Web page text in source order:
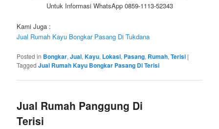
Untuk Informasi WhatsApp 0859-1113-52343
Kami Juga :
Jual Rumah Kayu Bongkar Pasang Di Tukdana
Posted in Bongkar,Jual,Kayu, Lokasi, Pasang, Rumah,Terisi |
Tagged Jual Rumah Kayu Bongkar Pasang Di Terisi
Jual Rumah Panggung Di
Terisi